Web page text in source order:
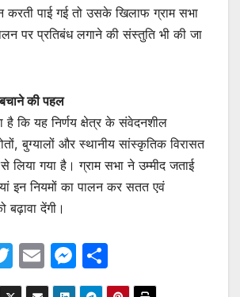
करती पाई गई तो उसके खिलाफ ग्राम सभा
पर प्रतिबंध लगाने की संस्तुति भी की जा
की पहल
है कि यह निर्णय क्षेत्र के संवेदनशील
बुग्यालों और स्थानीय सांस्कृतिक विरासत
से लिया गया है। ग्राम सभा ने उम्मीद जताई
इन नियमों का पालन कर सतत एवं
बढ़ावा देंगी।
T
w
E
m
M
e h